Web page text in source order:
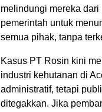
melindungi mereka
pemerintah untuk
semua pihak, tanpa
Kasus PT Rosin kini
industri kehutanan di
administratif, tetapi
ditegakkan. Jika